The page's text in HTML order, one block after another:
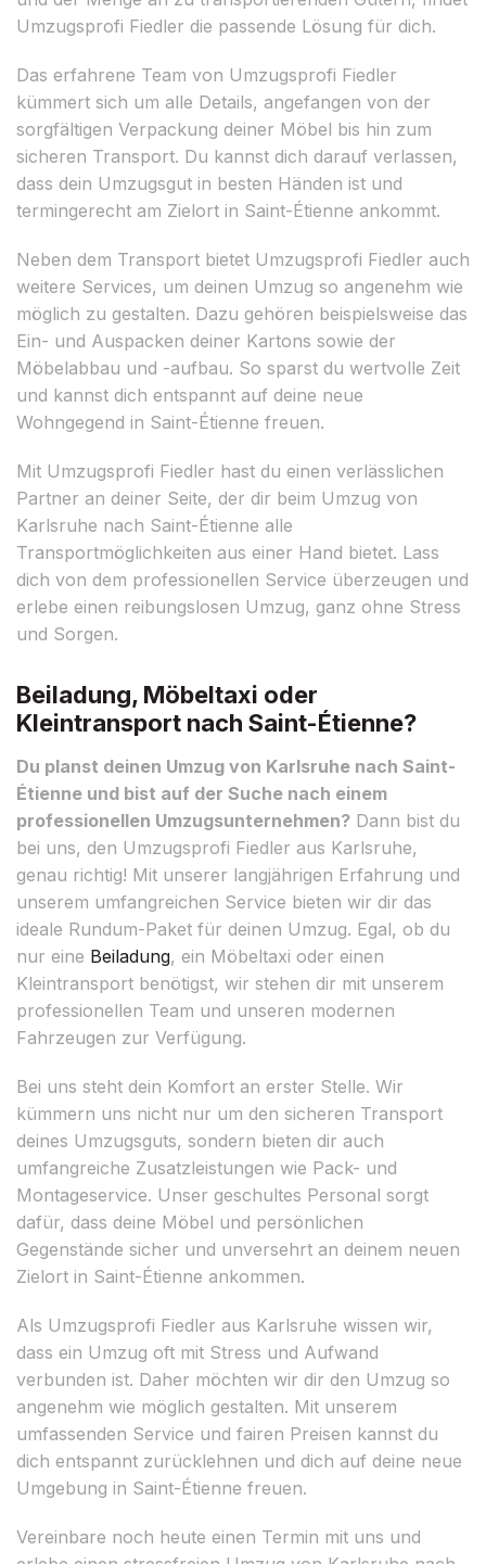
Umzugsprofi Fiedler die passende Lösung für dich.
Das erfahrene Team von Umzugsprofi Fiedler
kümmert sich um alle Details, angefangen von der
sorgfältigen Verpackung deiner Möbel bis hin zum
sicheren Transport. Du kannst dich darauf verlassen,
dass dein Umzugsgut in besten Händen ist und
termingerecht am Zielort in Saint-Étienne ankommt.
Neben dem Transport bietet Umzugsprofi Fiedler auch
weitere Services, um deinen Umzug so angenehm wie
möglich zu gestalten. Dazu gehören beispielsweise das
Ein- und Auspacken deiner Kartons sowie der
Möbelabbau und -aufbau. So sparst du wertvolle Zeit
und kannst dich entspannt auf deine neue
Wohngegend in Saint-Étienne freuen.
Mit Umzugsprofi Fiedler hast du einen verlässlichen
Partner an deiner Seite, der dir beim Umzug von
Karlsruhe nach Saint-Étienne alle
Transportmöglichkeiten aus einer Hand bietet. Lass
dich von dem professionellen Service überzeugen und
erlebe einen reibungslosen Umzug, ganz ohne Stress
und Sorgen.
Beiladung, Möbeltaxi oder
Kleintransport nach Saint-Étienne?
Du planst deinen Umzug von Karlsruhe nach Saint-
Étienne und bist auf der Suche nach einem
professionellen Umzugsunternehmen? Dann bist du
bei uns, den Umzugsprofi Fiedler aus Karlsruhe,
genau richtig! Mit unserer langjährigen Erfahrung und
unserem umfangreichen Service bieten wir dir das
ideale Rundum-Paket für deinen Umzug. Egal, ob du
nur eine Beiladung, ein Möbeltaxi oder einen
Kleintransport benötigst, wir stehen dir mit unserem
professionellen Team und unseren modernen
Fahrzeugen zur Verfügung.
Bei uns steht dein Komfort an erster Stelle. Wir
kümmern uns nicht nur um den sicheren Transport
deines Umzugsguts, sondern bieten dir auch
umfangreiche Zusatzleistungen wie Pack- und
Montageservice. Unser geschultes Personal sorgt
dafür, dass deine Möbel und persönlichen
Gegenstände sicher und unversehrt an deinem neuen
Zielort in Saint-Étienne ankommen.
Als Umzugsprofi Fiedler aus Karlsruhe wissen wir,
dass ein Umzug oft mit Stress und Aufwand
verbunden ist. Daher möchten wir dir den Umzug so
angenehm wie möglich gestalten. Mit unserem
umfassenden Service und fairen Preisen kannst du
dich entspannt zurücklehnen und dich auf deine neue
Umgebung in Saint-Étienne freuen.
Vereinbare noch heute einen Termin mit uns und